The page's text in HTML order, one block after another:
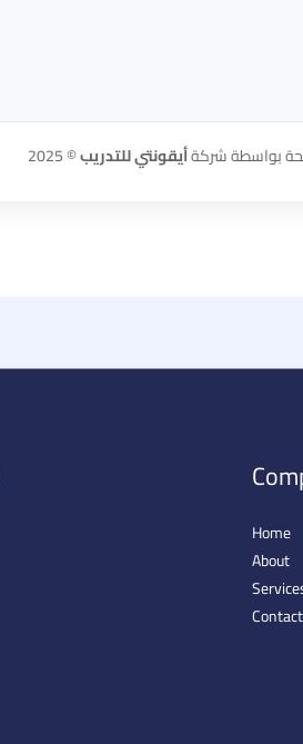
بواسطة شركةأيقونتي للتدريب© 2025
Home
About
Contact